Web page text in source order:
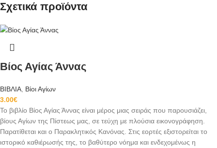
Σχετικά προϊόντα
Βίος Αγίας Άννας
ΒΙΒΛΙΑ Βίοι Αγίων
3.00€
Το βιβλίο Βίος Αγίας Άννας είναι μέρος μιας σειράς που παρουσιάζει,
βίους Αγίων της Πίστεως μας, σε τεύχη με πλούσια εικονογράφηση.
Παρατίθεται και ο Παρακλητικός Κανόνας. Στις εορτές εξιστορείται το
ιστορικό καθιέρωσής της, το βαθύτερο νόημα και ενδεχομένως η